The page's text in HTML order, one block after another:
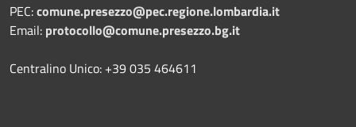
PEC:comune.presezzo@pec.regione.lombardia.it
Email: protocollo@comune.presezzo.bg.it
Centralino Unico: +39 035 464611